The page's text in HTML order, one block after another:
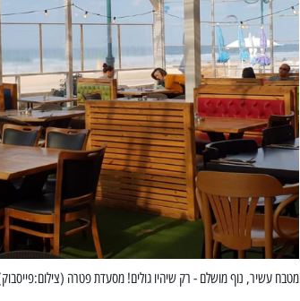
מטבח עשיר, נוף מושלם - רק שיהיו גולים! מסעדת פטרה